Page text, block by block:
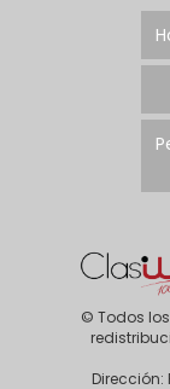
© Todos
Dirección: